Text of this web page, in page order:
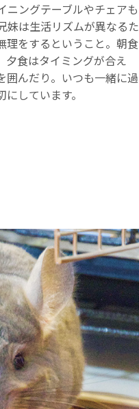
ニングテーブルやチェアも
妹は生活リズムが異なるた
理をするということ。朝食
夕食はタイミングが合え
囲んだり。いつも一緒に過
しています。